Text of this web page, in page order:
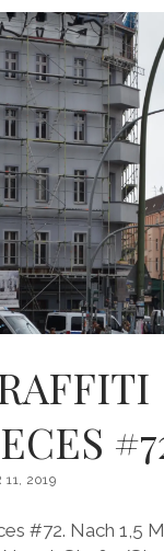
11, 2019
#72. Nach 1,5